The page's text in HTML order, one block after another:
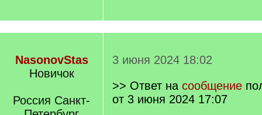
NasonovStas
Новичок
Россия Санкт-
3 июня 2024 18:02
>> Ответ на сообщение
от 3 июня 2024 17:07